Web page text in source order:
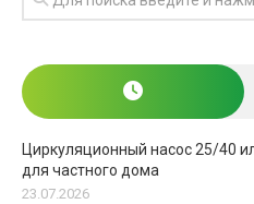
Циркуляционный насос 25/40
для частного дома
23.07.2026